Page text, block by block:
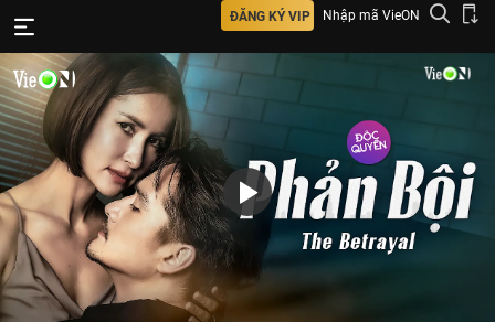
ĐĂNG KÝ VIP Nhập mã VieON